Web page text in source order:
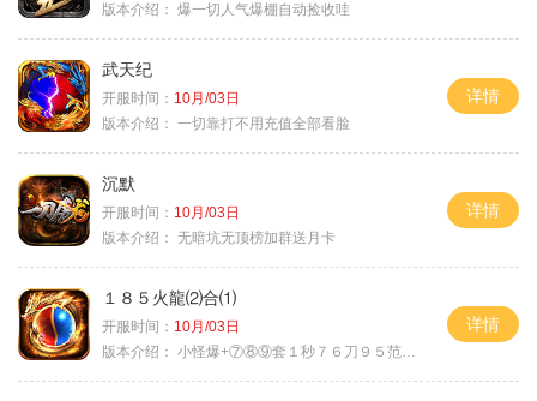
版本介绍： 爆一切人气爆棚自动捡收哇
武天纪
开服时间： 10月/03日
版本介绍： 一切靠打不用充值全部看脸
详情
沉默
开服时间： 10月/03日
版本介绍： 无暗坑无顶榜加群送月卡
详情
１８５火龍⑵合⑴
开服时间： 10月/03日
版本介绍： 小怪爆+⑦⑧⑨套１秒７６刀９５范围捡
详情